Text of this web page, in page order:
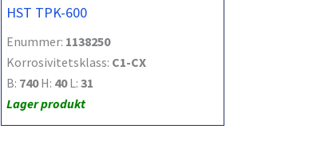
HST TPK-600
Enummer: 1138250
Korrosivitetsklass: C1-CX
B: 740H: 40L: 31
Lager produkt